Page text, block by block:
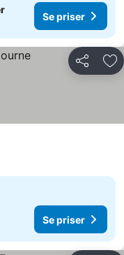
Se priser
Del
Se priser